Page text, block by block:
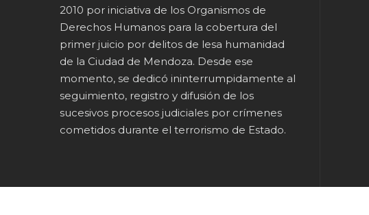
2010 por iniciativa de los Organismos de
Derechos Humanos para la cobertura del
primer juicio por delitos de lesa humanidad
de la Ciudad de Mendoza. Desde ese
momento, se dedicó ininterrumpidamente al
seguimiento, registro y difusión de los
sucesivos procesos judiciales por crímenes
cometidos durante el terrorismo de Estado.